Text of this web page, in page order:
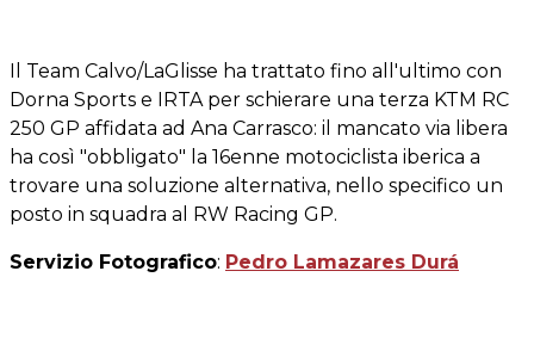
Il Team Calvo/LaGlisse ha trattato fino all'ultimo con
Dorna Sports e IRTA per schierare una terza KTM RC
250 GP affidata ad Ana Carrasco: il mancato via libera
ha così "obbligato" la 16enne motociclista iberica a
trovare una soluzione alternativa, nello specifico un
posto in squadra al RW Racing GP.
Servizio Fotografico: Pedro Lamazares Durá